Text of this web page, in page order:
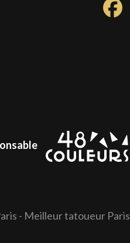
- Meilleur tatoueur Paris